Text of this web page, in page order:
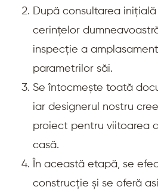
După consultarea
cerințelor
inspecție a
parametrilor săi.
Se întocmește toată
iar designerul nostru
proiect pentru viitoarea
casă.
În această etapă, se
construcție și se oferă